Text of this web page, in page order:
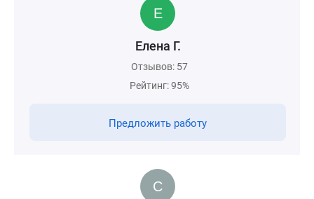
Елена Г.
Отзывов: 57
Рейтинг: 95%
Предложить работу